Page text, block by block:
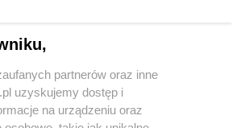
partnerów oraz inne
uzyskujemy dostęp i
na urządzeniu oraz